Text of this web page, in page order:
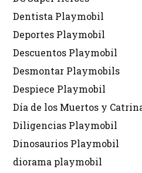
Dentista Playmobil
Deportes Playmobil
Descuentos Playmobil
Desmontar Playmobils
Despiece Playmobil
Día de los Muertos y
Diligencias Playmobil
Dinosaurios Playmobil
diorama playmobil